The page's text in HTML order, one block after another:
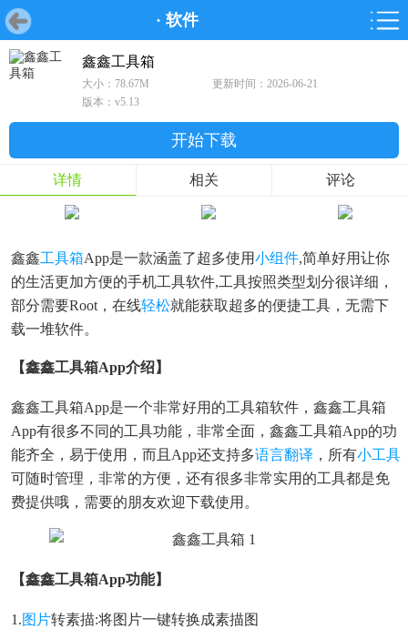
· 软件
首页 游戏
首页 游戏 软件 鸿蒙
游戏
鸿蒙
鑫鑫工具箱
大小：78.67M
更新时间：2026-06-21
版本：v5.13
开始下载
详情 相关 评论
鑫鑫工具箱App是一款涵盖了超多使用小组件,简单好用让你
的生活更加方便的手机工具软件,工具按照类型划分很详细，
部分需要Root，在线轻松就能获取超多的便捷工具，无需下
载一堆软件。
【鑫鑫工具箱app介绍】
鑫鑫工具箱app是一个非常好用的工具箱软件，鑫鑫工具箱
App有很多不同的工具功能，非常全面，鑫鑫工具箱app的功
能齐全，易于使用，而且app还支持多语言翻译 ，所有小工具
可随时管理，非常的方便，还有很多非常实用的工具都是免
费提供哦，需要的朋友欢迎下载使用。
【鑫鑫工具箱app功能】
1.图片转素描:将图片一键转换成素描图